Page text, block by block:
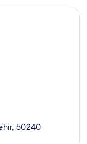
50240